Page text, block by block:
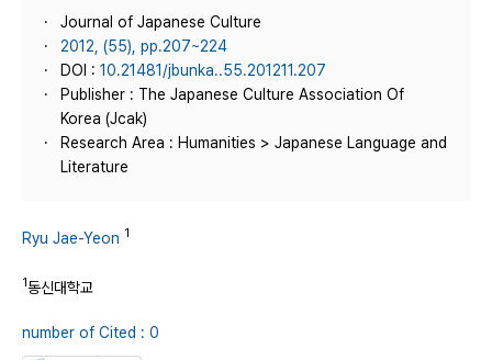
Journal of Japanese Culture
2012, (55), pp.207~224
DOI : 10.21481/jbunka..55.201211.207
Publisher : The Japanese Culture Association Of
Korea (Jcak)
Research Area : Humanities > Japanese Language and
Literature
Ryu Jae-Yeon 1
1동신대학교
number of Cited : 0